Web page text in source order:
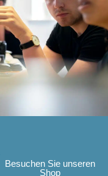
Besuchen Sie unseren
Shop